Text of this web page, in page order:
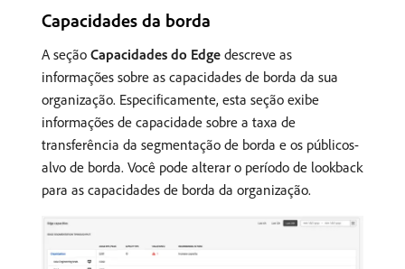
Capacidades da borda
A seção Capacidades do Edge descreve as
informações sobre as capacidades de borda da sua
organização. Especificamente, esta seção exibe
informações de capacidade sobre a taxa de
transferência da segmentação de borda e os públicos-
alvo de borda. Você pode alterar o período de lookback
para as capacidades de borda da organização.